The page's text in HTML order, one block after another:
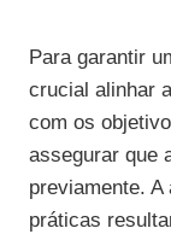
Para garantir
crucial alinhar
com os
assegurar que
previamente.
práticas